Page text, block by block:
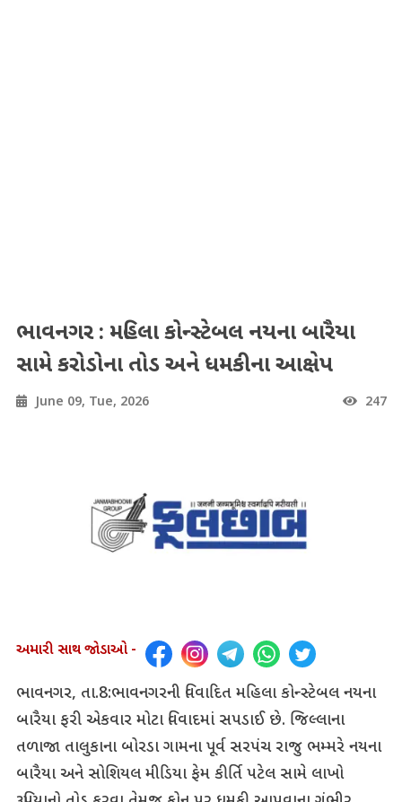
ભાવનગર : મહિલા કોન્સ્ટેબલ નયના બારૈયા
સામે કરોડોના તોડ અને ધમકીના આક્ષેપ
June 09, Tue, 2026 247
અમારી સાથ જોડાઓ -
ભાવનગર, તા.8:ભાવનગરની વિવાદિત મહિલા કોન્સ્ટેબલ નયના
બારૈયા ફરી એકવાર મોટા વિવાદમાં સપડાઈ છે. જિલ્લાના
તળાજા તાલુકાના બોરડા ગામના પૂર્વ સરપંચ રાજુ ભમ્મરે નયના
બારૈયા અને સોશિયલ મીડિયા ફેમ કીર્તિ પટેલ સામે લાખો